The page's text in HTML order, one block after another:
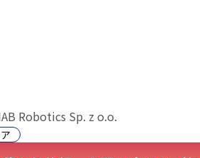
Robotics Sp. z o.o.